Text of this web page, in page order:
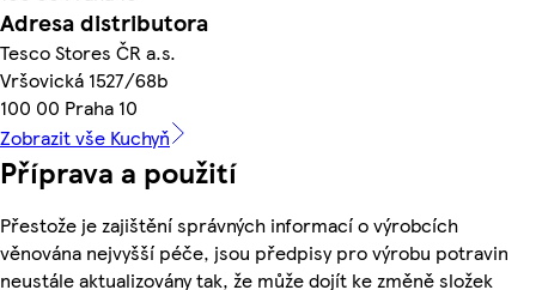
Adresa distributora
Tesco Stores ČR a.s.
Vršovická 1527/68b
100 00 Praha 10
Zobrazit vše Kuchyň
Příprava a použití
Přestože je zajištění správných informací o výrobcích
věnována nejvyšší péče, jsou předpisy pro výrobu potravin
neustále aktualizovány tak, že může dojít ke změně složek